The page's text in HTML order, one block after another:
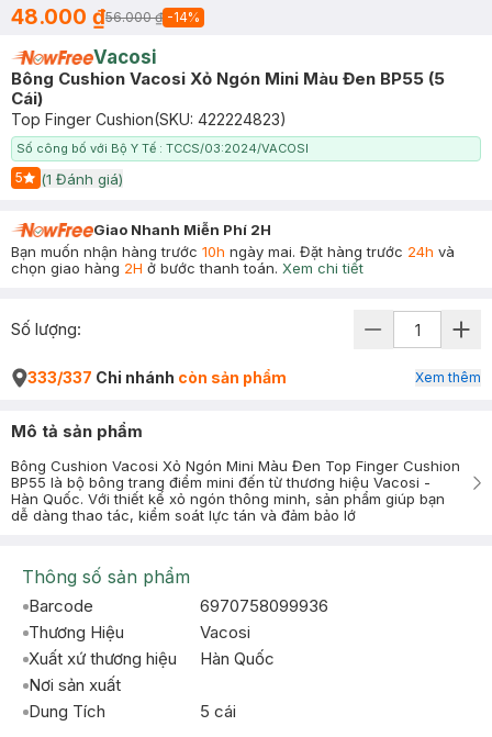
48.000 ₫56.000 ₫ -14%
Vacosi
Bông Cushion Vacosi Xỏ Ngón Mini Màu Đen BP55 (5
Cái)
Top Finger Cushion(SKU: 422224823)
Số công bố với Bộ Y Tế : TCCS/03:2024/VACOSI
5
Start Icon
(1 Đánh giá)
Giao Nhanh Miễn Phí 2H
Bạn muốn nhận hàng trước 10h ngày mai. Đặt hàng trước 24h và
chọn giao hàng 2H ở bước thanh toán. Xem chi tiết
Số lượng:
333/337 Chi nhánh còn sản phẩm Xem thêm
Mô tả sản phẩm
Bông Cushion Vacosi Xỏ Ngón Mini Màu Đen Top Finger Cushion
BP55 là bộ bông trang điểm mini đến từ thương hiệu Vacosi -
Hàn Quốc. Với thiết kế xỏ ngón thông minh, sản phẩm giúp bạn
dễ dàng thao tác, kiểm soát lực tán và đảm bảo lớ
Thông số sản phẩm
Barcode
6970758099936
Thương Hiệu
Vacosi
Xuất xứ thương hiệu
Hàn Quốc
Nơi sản xuất
Dung Tích
5 cái